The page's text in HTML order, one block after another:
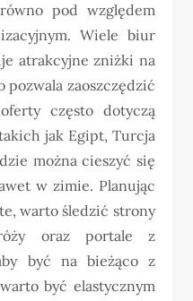
pod względem
Wiele biur
atrakcyjne zniżki na
pozwala zaoszczędzić
często dotyczą
jak Egipt, Turcja
można cieszyć się
w zimie. Planując
warto śledzić strony
oraz portale z
być na bieżąco z
być elastycznym